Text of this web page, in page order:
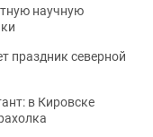
научную
праздник северной
в Кировске